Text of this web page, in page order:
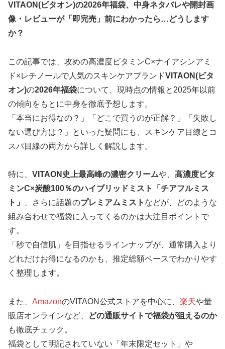
VITAON(ビタオン)の2026年福袋、中身ネタバレや開封画
像・レビューが「即完売」前にわかったら…どうします
か？
この記事では、攻めの高濃度ビタミンC×ナイアシンアミ
ド×レチノールで人気のスキンケアブランドVITAON(ビタ
オン)の2026年福袋について、現時点の情報と2025年以前
の傾向をもとに中身を徹底予想します。
「本当にお得なの？」「どこで買うのが正解？」「失敗し
ない選び方は？」といった疑問にも、スキンケア目線とコ
スパ目線の両方から詳しく解説します。
特に、 VITAON史上最高峰の濃密クリームや、 高濃度ビタ
ミンC×炭酸100％のハイブリッドミスト「チアフルミス
ト」
、さらに話題のプレミアムミスト などが、どのような
組み合わせで福袋に入ってくるのかは大注目ポイントで
す。
「秒で自信肌」を目指せるラインナップが、通常購入より
どれだけお得になるのかも、推定総額ベースでわかりやす
く整理します。
また、 AmazonのVITAON公式ストアを中心に、 楽天や量
販店オンラインなど、
どの通販サイトで福袋が狙えるのか
も徹底チェック。
福袋として明記されていない「年末限定セット」や